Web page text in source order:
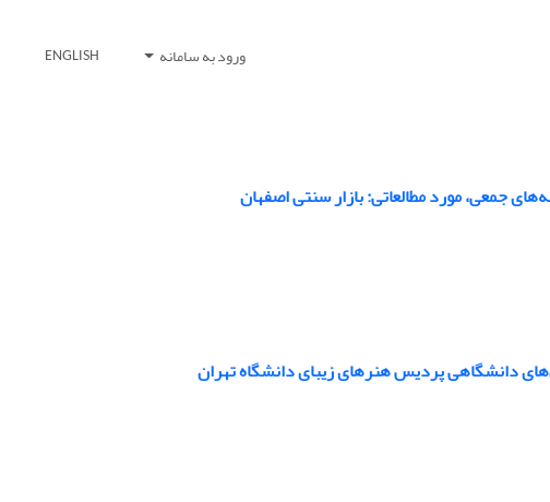
ورود به سامانه ENGLISH
جمعی، مورد مطالعاتی: بازار سنتی اصفهان
دانشگاهی پردیس هنرهای زیبای دانشگاه تهران